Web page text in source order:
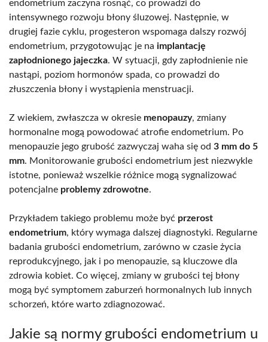
endometrium zaczyna rosnąć, co prowadzi do
intensywnego rozwoju błony śluzowej. Następnie, w
drugiej fazie cyklu, progesteron wspomaga dalszy rozwój
endometrium, przygotowując je na implantację
zapłodnionego jajeczka. W sytuacji, gdy zapłodnienie nie
nastąpi, poziom hormonów spada, co prowadzi do
złuszczenia błony i wystąpienia menstruacji.
Z wiekiem, zwłaszcza w okresie menopauzy, zmiany
hormonalne mogą powodować atrofie endometrium. Po
menopauzie jego grubość zazwyczaj waha się od 3 mm do 5
mm. Monitorowanie grubości endometrium jest niezwykle
istotne, ponieważ wszelkie różnice mogą sygnalizować
potencjalne problemy zdrowotne.
Przykładem takiego problemu może być przerost
endometrium, który wymaga dalszej diagnostyki. Regularne
badania grubości endometrium, zarówno w czasie życia
reprodukcyjnego, jak i po menopauzie, są kluczowe dla
zdrowia kobiet. Co więcej, zmiany w grubości tej błony
mogą być symptomem zaburzeń hormonalnych lub innych
schorzeń, które warto zdiagnozować.
Jakie są normy grubości endometrium u